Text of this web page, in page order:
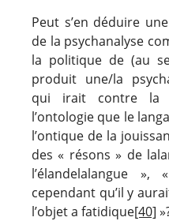
Peut s’en déduire
de la psychanalyse
la politique de (au
produit une/la
qui irait contre la
l’ontologie que le
l’ontique de la
des « résons » de
l’élandelalangue
cependant qu’il y
l’objet a fatidique[40]